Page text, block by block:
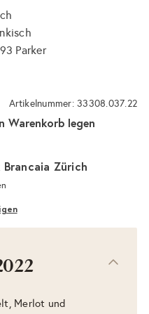
Parker
Artikelnummer: 33308.037.22
Warenkorb legen
Zürich
Merlot und